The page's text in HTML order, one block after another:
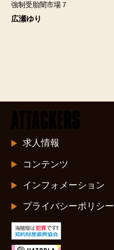
強制受胎闇市場７
広瀬ゆり
求人情報
コンテンツ
インフォメーション
プライバシーポリシー